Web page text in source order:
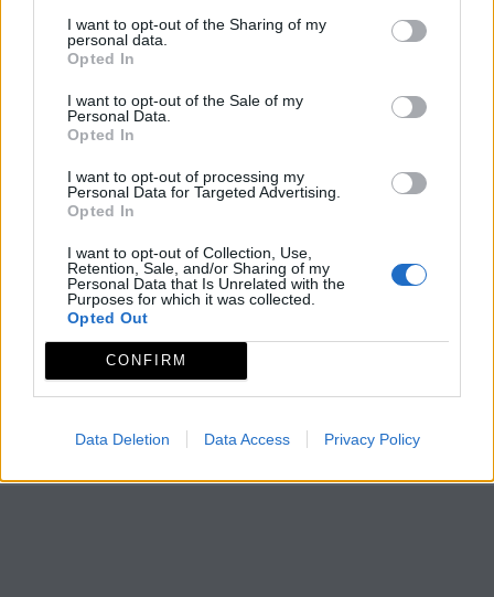
I want to opt-out of the Sharing of my
personal data.
Opted In
I want to opt-out of the Sale of my
Personal Data.
Opted In
I want to opt-out of processing my
Personal Data for Targeted Advertising.
Opted In
I want to opt-out of Collection, Use,
Retention, Sale, and/or Sharing of my
Personal Data that Is Unrelated with the
Purposes for which it was collected.
Opted Out
CONFIRM
Data Deletion Data Access Privacy Policy